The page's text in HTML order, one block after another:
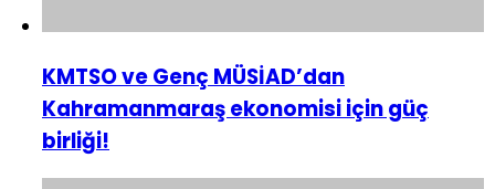
KMTSO ve Genç MÜSİAD’dan
Kahramanmaraş ekonomisi için güç
birliği!